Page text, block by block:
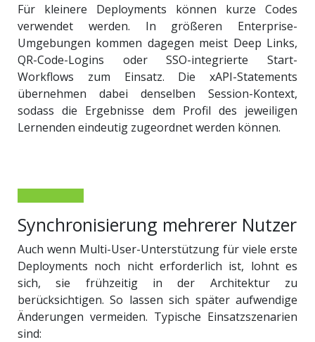
Für kleinere Deployments können kurze Codes
verwendet werden. In größeren Enterprise-
Umgebungen kommen dagegen meist Deep Links,
QR-Code-Logins oder SSO-integrierte Start-
Workflows zum Einsatz. Die xAPI-Statements
übernehmen dabei denselben Session-Kontext,
sodass die Ergebnisse dem Profil des jeweiligen
Lernenden eindeutig zugeordnet werden können.
Synchronisierung mehrerer Nutzer
Auch wenn Multi-User-Unterstützung für viele erste
Deployments noch nicht erforderlich ist, lohnt es
sich, sie frühzeitig in der Architektur zu
berücksichtigen. So lassen sich später aufwendige
Änderungen vermeiden. Typische Einsatzszenarien
sind: